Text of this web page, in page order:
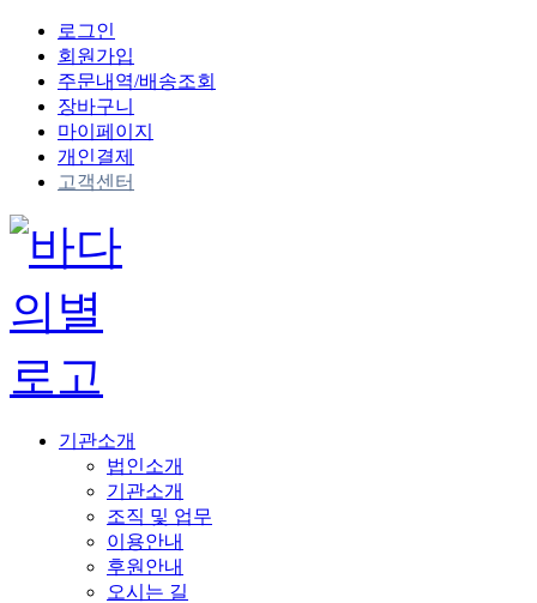
로그인
회원가입
주문내역/배송조회
장바구니
마이페이지
개인결제
고객센터
기관소개
법인소개
기관소개
조직 및 업무
이용안내
후원안내
오시는 길